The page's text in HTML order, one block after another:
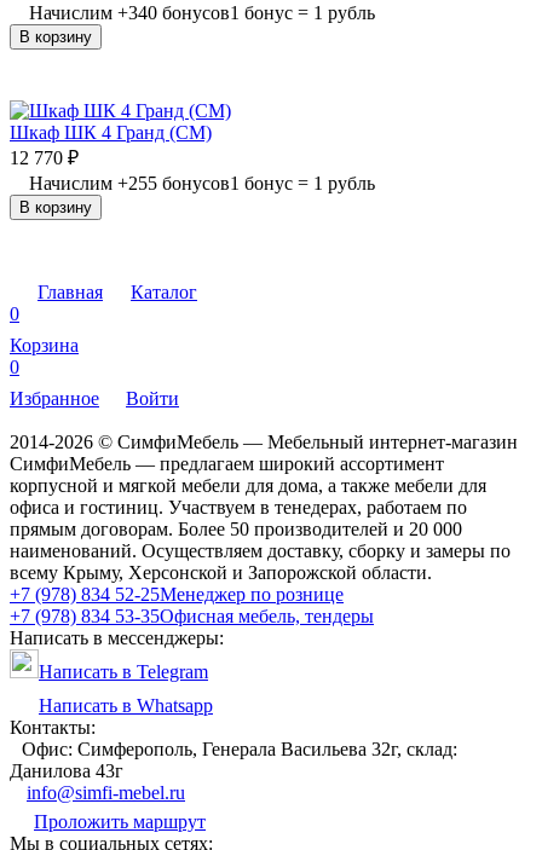
Начислим +340 бонусов1 бонус = 1 рубль
В корзину
Шкаф ШК 4 Гранд (СМ)
12 770 ₽
Начислим +255 бонусов1 бонус = 1 рубль
В корзину
Главная
Каталог
0
Корзина
0
Избранное
Войти
2014-2026 © СимфиМебель — Мебельный интернет-магазин
СимфиМебель — предлагаем широкий ассортимент
корпусной и мягкой мебели для дома, а также мебели для
офиса и гостиниц. Участвуем в тенедерах, работаем по
прямым договорам. Более 50 производителей и 20 000
наименований. Осуществляем доставку, сборку и замеры по
всему Крыму, Херсонской и Запорожской области.
+7 (978) 834 52-25Менеджер по рознице
+7 (978) 834 53-35Офисная мебель, тендеры
Написать в мессенджеры:
Написать в Telegram
Написать в Whatsapp
Контакты:
Офис: Симферополь, Генерала Васильева 32г, склад:
Данилова 43г
info@simfi-mebel.ru
Проложить маршрут
Мы в социальных сетях: